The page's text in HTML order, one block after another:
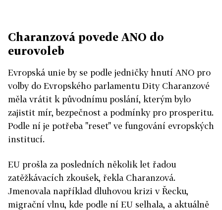
Charanzová povede ANO do
eurovoleb
Evropská unie by se podle jedničky hnutí ANO pro
volby do Evropského parlamentu Dity Charanzové
měla vrátit k původnímu poslání, kterým bylo
zajistit mír, bezpečnost a podmínky pro prosperitu.
Podle ní je potřeba "reset" ve fungování evropských
institucí.
EU prošla za posledních několik let řadou
zatěžkávacích zkoušek, řekla Charanzová.
Jmenovala například dluhovou krizi v Řecku,
migrační vlnu, kde podle ní EU selhala, a aktuálně